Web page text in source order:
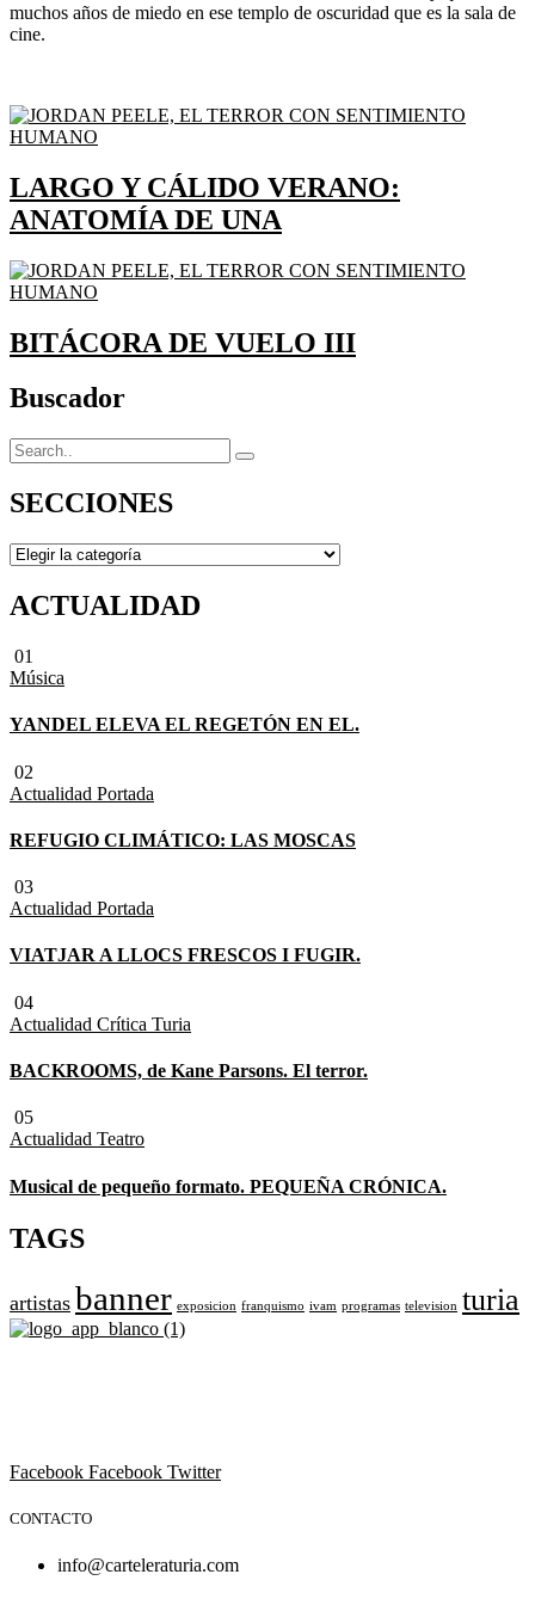
muchos años de miedo en ese templo de oscuridad que es la sala de
cine.
LARGO Y CÁLIDO VERANO:
ANATOMÍA DE UNA
BITÁCORA DE VUELO III
Buscador
SECCIONES
SECCIONES
ACTUALIDAD
01
Música
YANDEL ELEVA EL REGETÓN EN EL.
02
Actualidad Portada
REFUGIO CLIMÁTICO: LAS MOSCAS
03
Actualidad Portada
VIATJAR A LLOCS FRESCOS I FUGIR.
04
Actualidad Crítica Turia
BACKROOMS, de Kane Parsons. El terror.
05
Actualidad Teatro
Musical de pequeño formato. PEQUEÑA CRÓNICA.
TAGS
artistas banner exposicion franquismo ivam programas television turia
Facebook Facebook Twitter
CONTACTO
info@carteleraturia.com